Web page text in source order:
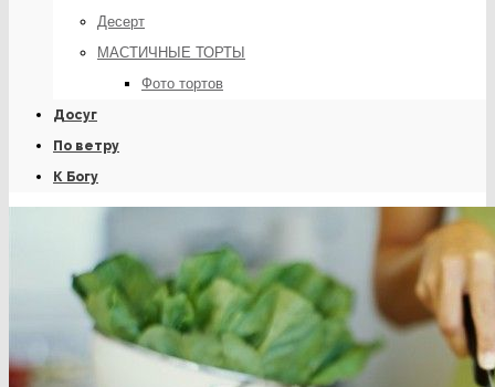
Десерт
МАСТИЧНЫЕ ТОРТЫ
Фото тортов
Досуг
По ветру
К Богу